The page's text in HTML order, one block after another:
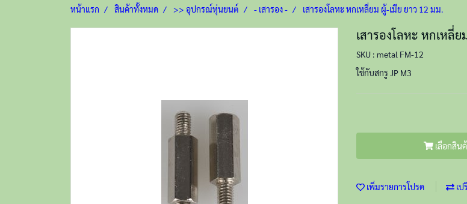
หน้าแรก สินค้าทั้งหมด >> อุปกรณ์หุ่นยนต์ - เสารอง - เสารองโลหะ หกเหลี่ยม ผู้-เมีย ยาว 12 มม.
เสารองโลหะ หกเหลี่
SKU : metal FM-12
ใช้กับสกรู JP M3
เลือกสิน
เพิ่มรายการโปรด เ